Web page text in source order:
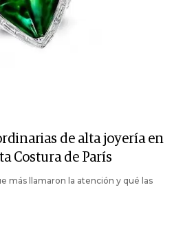
de alta joyería en
Costura de París
más llamaron la atención y qué las